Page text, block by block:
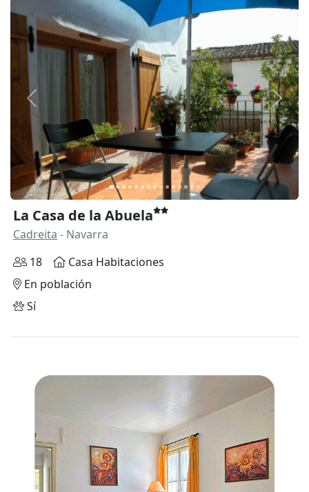
Anterior
La Casa de la Abuela
Cadreita - Navarra
18
Casa Habitaciones
En población
Sí